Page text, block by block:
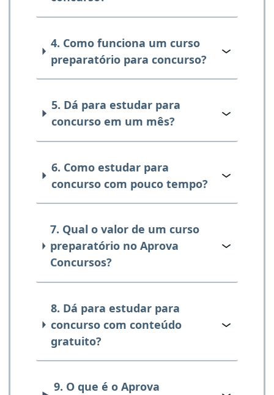
4. Como funciona um curso
preparatório para concurso?
5. Dá para estudar para
concurso em um mês?
6. Como estudar para
concurso com pouco tempo?
7. Qual o valor de um curso
preparatório no Aprova
Concursos?
8. Dá para estudar para
concurso com conteúdo
gratuito?
9. O que é o Aprova